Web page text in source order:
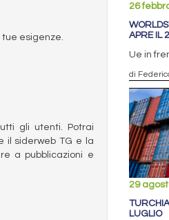
esigenze.
gli utenti. Potrai
il siderweb TG e la
a pubblicazioni e
26
APRE IL
Ue in
di
29
LUGLIO